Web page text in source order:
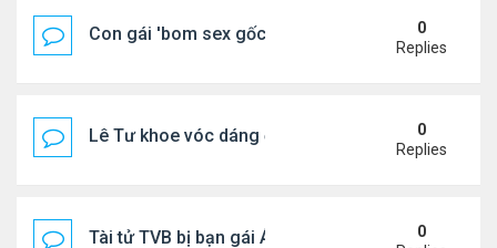
Con gái 'bom sex gốc Việt' đón tuổi 18
0
Replies
Lê Tư khoe vóc dáng ở châu Âu
0
Replies
Tài tử TVB bị bạn gái Á hậu phản bội giờ ra sao?
0